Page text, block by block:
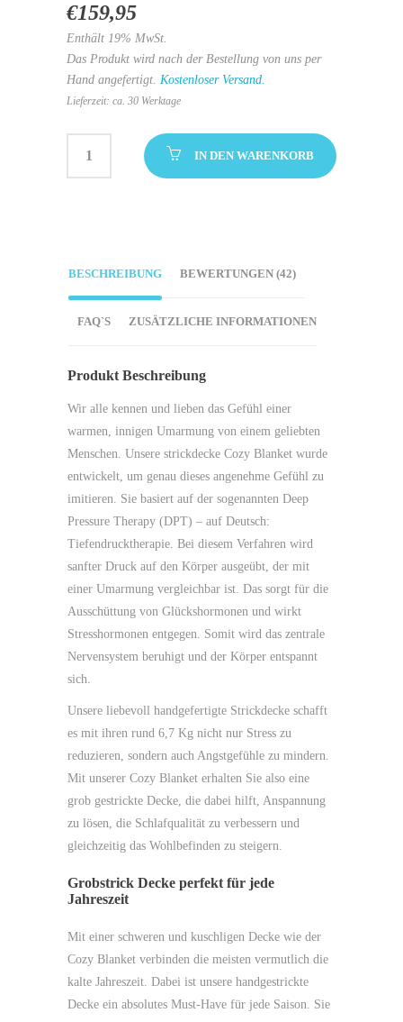
€159,95
Enthält 19% MwSt.
Das Produkt wird nach der Bestellung von uns per
Hand angefertigt. Kostenloser Versand.
Lieferzeit: ca. 30 Werktage
IN DEN WARENKORB
BESCHREIBUNG BEWERTUNGEN (42)
FAQ`S ZUSÄTZLICHE INFORMATIONEN
Produkt Beschreibung
Wir alle kennen und lieben das Gefühl einer
warmen, innigen Umarmung von einem geliebten
Menschen. Unsere strickdecke Cozy Blanket wurde
entwickelt, um genau dieses angenehme Gefühl zu
imitieren. Sie basiert auf der sogenannten Deep
Pressure Therapy (DPT) – auf Deutsch:
Tiefendrucktherapie. Bei diesem Verfahren wird
sanfter Druck auf den Körper ausgeübt, der mit
einer Umarmung vergleichbar ist. Das sorgt für die
Ausschüttung von Glückshormonen und wirkt
Stresshormonen entgegen. Somit wird das zentrale
Nervensystem beruhigt und der Körper entspannt
sich.
Unsere liebevoll handgefertigte Strickdecke schafft
es mit ihren rund 6,7 Kg nicht nur Stress zu
reduzieren, sondern auch Angstgefühle zu mindern.
Mit unserer Cozy Blanket erhalten Sie also eine
grob gestrickte Decke, die dabei hilft, Anspannung
zu lösen, die Schlafqualität zu verbessern und
gleichzeitig das Wohlbefinden zu steigern.
Grobstrick Decke perfekt für jede
Jahreszeit
Mit einer schweren und kuschligen Decke wie der
Cozy Blanket verbinden die meisten vermutlich die
kalte Jahreszeit. Dabei ist unsere handgestrickte
Decke ein absolutes Must-Have für jede Saison. Sie